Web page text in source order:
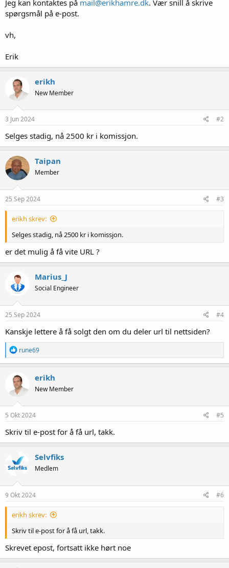
Jeg kan kontaktes på mail@erikhamre.dk. Vær snill å skrive
spørgsmål på e-post.
vh,
Erik
erikh
New Member
3 Jun 2024 #2
Selges stadig, nå 2500 kr i komissjon.
Taipan
Member
25 Sep 2024 #3
erikh skrev:
Selges stadig, nå 2500 kr i komissjon.
er det mulig å få vite URL ?
Marius_J
Social Engineer
25 Sep 2024 #4
Kanskje lettere å få solgt den om du deler url til nettsiden?
R
e
a
k
s
j
n
e
:
rune69
erikh
New Member
5 Okt 2024 #5
Skriv til e-post for å få url, takk.
Selvfiks
Medlem
9 Okt 2024 #6
erikh skrev:
Skriv til e-post for å få url, takk.
Skrevet epost, fortsatt ikke hørt noe